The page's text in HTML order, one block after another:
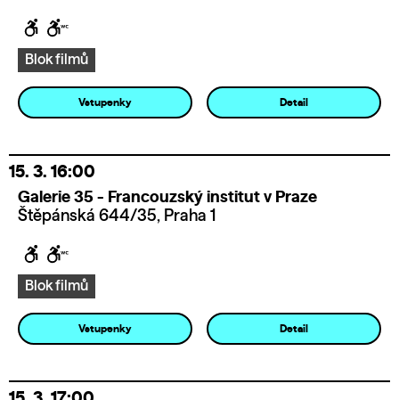
Blok filmů
Vstupenky Detail
15. 3. 16:00
Galerie 35 - Francouzský institut v Praze
Štěpánská 644/35, Praha 1
Blok filmů
Vstupenky Detail